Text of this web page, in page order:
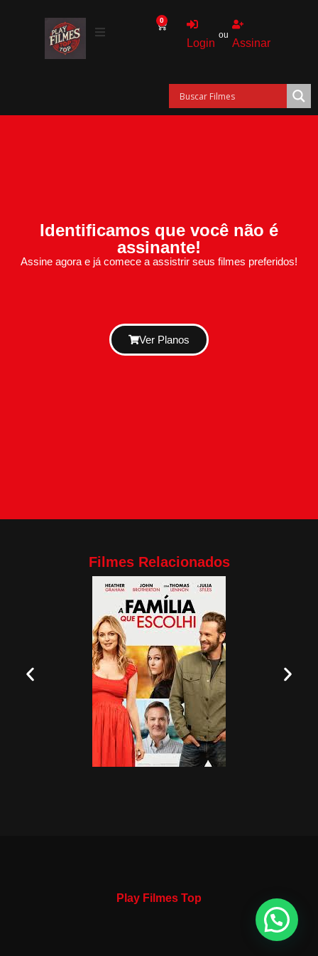
0
Login
ou
Assinar
Identificamos que você não é
assinante!
Assine agora e já comece a assistrir seus filmes preferidos!
Ver Planos
Filmes Relacionados
Play Filmes Top